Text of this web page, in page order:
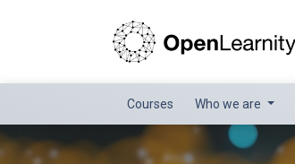
Courses Who we are